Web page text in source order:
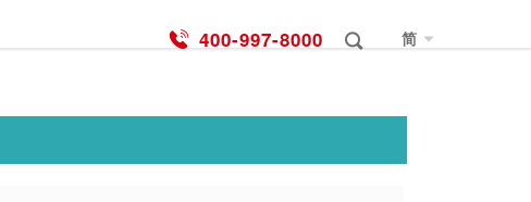
400-997-8000 简